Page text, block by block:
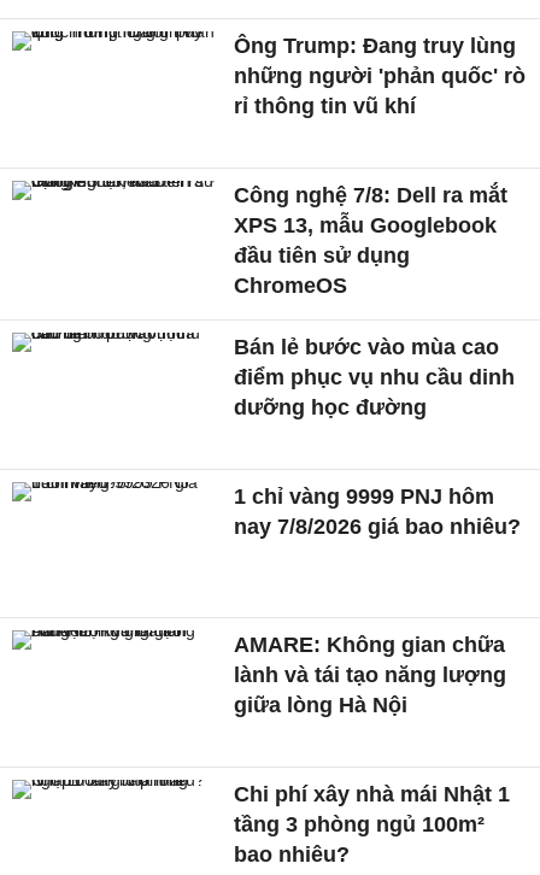
Ông Trump: Đang truy lùng
những người 'phản quốc' rò
rỉ thông tin vũ khí
Công nghệ 7/8: Dell ra mắt
XPS 13, mẫu Googlebook
đầu tiên sử dụng
ChromeOS
Bán lẻ bước vào mùa cao
điểm phục vụ nhu cầu dinh
dưỡng học đường
1 chỉ vàng 9999 PNJ hôm
nay 7/8/2026 giá bao nhiêu?
AMARE: Không gian chữa
lành và tái tạo năng lượng
giữa lòng Hà Nội
Chi phí xây nhà mái Nhật 1
tầng 3 phòng ngủ 100m²
bao nhiêu?